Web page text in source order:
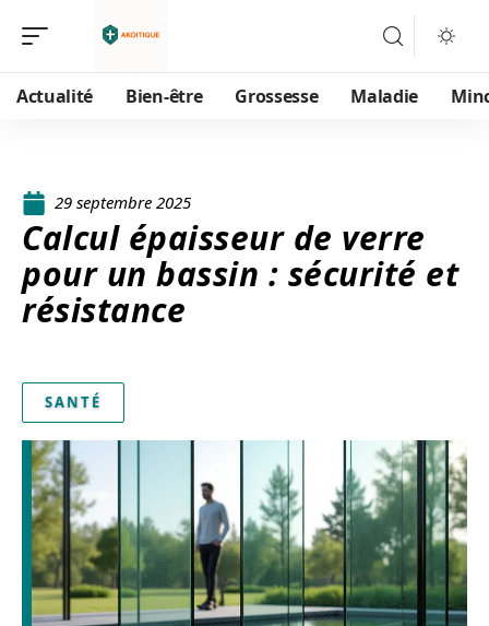
Actualité Bien-être Grossesse Maladie
29 septembre 2025
Calcul épaisseur de verre
pour un bassin : sécurité et
résistance
SANTÉ